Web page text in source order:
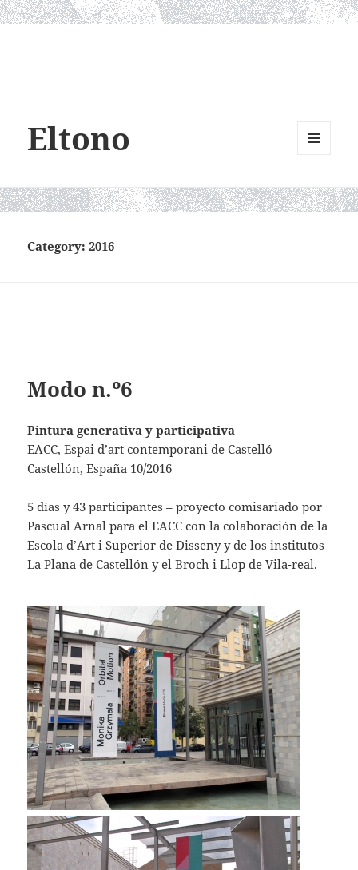
Eltono
WIDGETS
Category:2016
Modo n.º6
Pintura generativa y participativa
EACC, Espai d’art contemporani de Castelló
Castellón, España 10/2016
5 días y 43 participantes – proyecto comisariado por
Pascual Arnal para el EACCcon la colaboración de la
Escola d’Art i Superior de Disseny y de los institutos
La Plana de Castellón y el Broch i Llop de Vila-real.